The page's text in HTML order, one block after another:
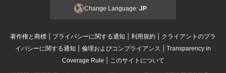
Change Language: JP
著作権と商標 | プライバシーに関する通知 | 利用規約 | クライアントのプラ
イバシーに関する通知 | 倫理およびコンプライアンス | Transparency in
Coverage Rule | このサイトについて